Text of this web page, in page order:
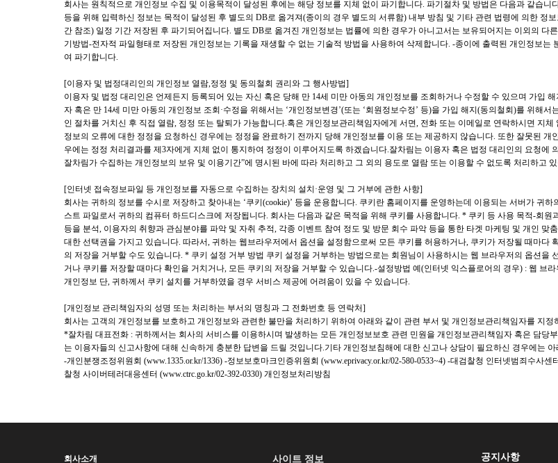
회사는 원칙적으로 개인정보 수집 및 이용목적이 달성된 후에는 해당 정보를 지체 없이 파기합니다. 파기절차 및 방법은 다음과 같습니
등을 위해 입력하신 정보는 목적이 달성된 후 별도의 DB로 옮겨져(종이의 경우 별도의 서류함) 내부 방침 및 기타 관련 법령에 의한 정
간 참조) 일정 기간 저장된 후 파기되어집니다. 별도 DB로 옮겨진 개인정보는 법률에 의한 경우가 아니고서는 보유되어지는 이외의 다
기방법-전자적 파일형태로 저장된 개인정보는 기록을 재생할 수 없는 기술적 방법을 사용하여 삭제합니다. -종이에 출력된 개인정보는
여 파기합니다.
[이용자 및 법정대리인의 개인정보 열람,정정 및 동의철회 권리와 그 행사방법]
이용자 및 법정 대리인은 언제든지 등록되어 있는 자신 혹은 당해 만 14세 미만 아동의 개인정보를 조회하거나 수정할 수 있으며 가입
자 혹은 만 14세 미만 아동의 개인정보 조회·수정을 위해서는 ‘개인정보변경’(또는 ‘회원정보수정’ 등)을 가입 해지(동의철회)를 위해서
인 절차를 거치신 후 직접 열람, 정정 또는 탈퇴가 가능합니다.혹은 개인정보관리책임자에게 서면, 전화 또는 이메일로 연락하시면 지체
정보의 오류에 대한 정정을 요청하신 경우에는 정정을 완료하기 전까지 당해 개인정보를 이용 또는 제공하지 않습니다. 또한 잘못된 개
우에는 정정 처리결과를 제3자에게 지체 없이 통지하여 정정이 이루어지도록 하겠습니다.잘차림는 이용자 혹은 법정 대리인의 요청에
잘차림가 수집하는 개인정보의 보유 및 이용기간”에 명시된 바에 따라 처리하고 그 외의 용도로 열람 또는 이용할 수 없도록 처리하고
[인터넷 접속정보파일 등 개인정보를 자동으로 수집하는 장치의 설치·운영 및 그 거부에 관한 사항]
회사는 귀하의 정보를 수시로 저장하고 찾아내는 ‘쿠키(cookie)’ 등을 운용합니다. 쿠키란 홈페이지를 운영하는데 이용되는 서버가 귀
스트 파일로서 귀하의 컴퓨터 하드디스크에 저장됩니다. 회사는 다음과 같은 목적을 위해 쿠키를 사용합니다. * 쿠키 등 사용 목적-회원
등을 분석, 이용자의 취향과 관심분야를 파악 및 자취 추적, 각종 이벤트 참여 정도 및 방문 회수 파악 등을 통한 타겟 마케팅 및 개인 맞
대한 선택권을 가지고 있습니다. 따라서, 귀하는 웹브라우저에서 옵션을 설정함으로써 모든 쿠키를 허용하거나, 쿠키가 저장될 때마다
의 저장을 거부할 수도 있습니다. * 쿠키 설정 거부 방법 쿠키 설정을 거부하는 방법으로는 회원님이 사용하시는 웹 브라우저의 옵션을
거나 쿠키를 저장할 때마다 확인을 거치거나, 모든 쿠키의 저장을 거부할 수 있습니다.-설정방법 예(인터넷 익스플로어의 경우) : 웹 브
개인정보 단, 귀하께서 쿠키 설치를 거부하였을 경우 서비스 제공에 어려움이 있을 수 있습니다.
[개인정보 관리책임자의 성명 또는 처리하는 부서의 명칭과 그 전화번호 등 연락처]
회사는 고객의 개인정보를 보호하고 개인정보와 관련한 불만을 처리하기 위하여 아래와 같이 관련 부서 및 개인정보관리책임자를 지정
*잘차림 대표전화 : 귀하께서는 회사의 서비스를 이용하시며 발생하는 모든 개인정보보호 관련 민원을 개인정보관리책임자 혹은 담당
는 이용자들의 신고사항에 대해 신속하게 충분한 답변을 드릴 것입니다.기타 개인정보침해에 대한 신고나 상담이 필요하신 경우에는
-개인분쟁조정위원회 (www.1335.or.kr/1336) -정보보호마크인증위원회 (www.eprivacy.or.kr/02-580-0533~4) -대검찰청 인터넷범죄수사센
찰청 사이버테러대응센터 (www.ctrc.go.kr/02-392-0330) 개인정보처리방침
회사소개 사이트 정보 공지사항